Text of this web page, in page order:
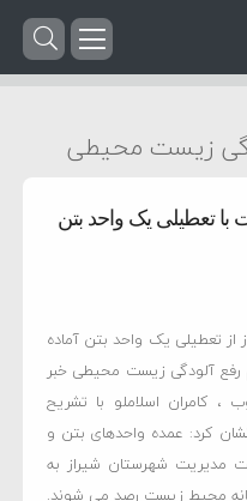
زیست محیطی
تعطیلی یک واحد بتن
تعطیلی یک واحد بتن آماده
آلودگی زیست محیطی خبر
، کامران اسلاملو با تشریح
کرد: عمده واحدهای بتن و
مدیریت شهرستان شیراز به
محیط زیست رصد می شوند.